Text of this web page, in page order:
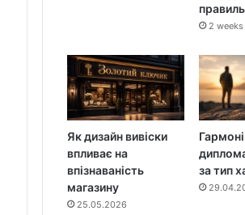
2
Як дизайн вивіски
впливає на
впізнаваність
магазину
25.05.2026
за тип